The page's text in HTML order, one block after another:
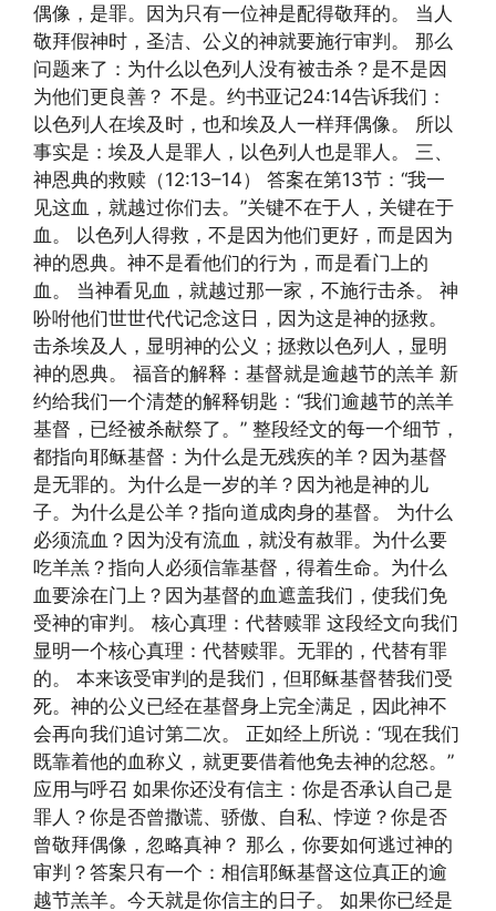
偶像，是罪。因为只有一位神是配得敬拜的。 当人
敬拜假神时，圣洁、公义的神就要施行审判。 那么
问题来了：为什么以色列人没有被击杀？是不是因
为他们更良善？ 不是。约书亚记24:14告诉我们：
以色列人在埃及时，也和埃及人一样拜偶像。 所以
事实是：埃及人是罪人，以色列人也是罪人。 三、
神恩典的救赎（12:13–14） 答案在第13节：“我一
见这血，就越过你们去。”关键不在于人，关键在于
血。 以色列人得救，不是因为他们更好，而是因为
神的恩典。神不是看他们的行为，而是看门上的
血。 当神看见血，就越过那一家，不施行击杀。 神
吩咐他们世世代代记念这日，因为这是神的拯救。
击杀埃及人，显明神的公义；拯救以色列人，显明
神的恩典。 福音的解释：基督就是逾越节的羔羊 新
约给我们一个清楚的解释钥匙：“我们逾越节的羔羊
基督，已经被杀献祭了。” 整段经文的每一个细节，
都指向耶稣基督：为什么是无残疾的羊？因为基督
是无罪的。为什么是一岁的羊？因为祂是神的儿
子。为什么是公羊？指向道成肉身的基督。 为什么
必须流血？因为没有流血，就没有赦罪。为什么要
吃羊羔？指向人必须信靠基督，得着生命。为什么
血要涂在门上？因为基督的血遮盖我们，使我们免
受神的审判。 核心真理：代替赎罪 这段经文向我们
显明一个核心真理：代替赎罪。无罪的，代替有罪
的。 本来该受审判的是我们，但耶稣基督替我们受
死。神的公义已经在基督身上完全满足，因此神不
会再向我们追讨第二次。 正如经上所说：“现在我们
既靠着他的血称义，就更要借着他免去神的忿怒。”
应用与呼召 如果你还没有信主：你是否承认自己是
罪人？你是否曾撒谎、骄傲、自私、悖逆？你是否
曾敬拜偶像，忽略真神？ 那么，你要如何逃过神的
审判？答案只有一个：相信耶稣基督这位真正的逾
越节羔羊。今天就是你信主的日子。 如果你已经是